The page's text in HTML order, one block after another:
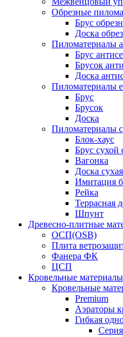
Обрезные
Брус
Доска
Пиломатериалы
Брус
Брусок
Доска
Пиломатериалы
Брус
Брусок
Доска
Пиломатериалы
Блок-хаус
Брус сухой
Вагонка
Доска
Имитация
Рейка
Террасная
Шпунт
Древесно-плитные
ОСП(OSB)
Плита
Фанера ФК
ЦСП
Кровельные материалы
Кровельные
Premium
Аэраторы
Гибкая